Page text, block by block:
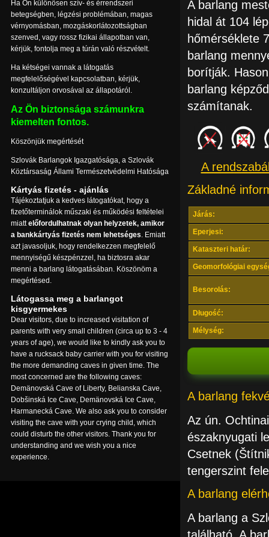
A barlang
hidal át 104
hőmérséklete
barlang
borítják.
barlang
számítanak.
A
Základné
Járás:
Eperjesi:
Kataszteri határ:
Geomorfológiai
Besorolás:
Długość:
Mélység:
A barlang
Az ún.
északnyugati
Csetnek
tengerszint
A barlang
A barlang a
Ha Ön különösen szív- és érrendszeri
betegségben, légzési problémában, magas
vérnyomásban, mozgáskorlátozottságban
szenved, vagy rossz fizikai állapotban van,
kérjük, fontolja meg a túrán való részvételt.
Ha kétségei vannak a látogatás
megfelelőségével kapcsolatban, kérjük,
konzultáljon orvosával az állapotáról.
Az Ön biztonsága számunkra
kiemelten fontos.
Köszönjük megértését
Szlovák Barlangok Igazgatósága, a Szlovák
Köztársaság Állami Természetvédelmi Hatósága
Kártyás fizetés - ajánlás
Tájékoztatjuk a kedves látogatókat, hogy a
fizetőterminálok műszaki és működési feltételei
miattelőfordulhatnak olyan helyzetek, amikor
a bankkártyás fizetés nem lehetséges . Emiatt
azt javasoljuk, hogy rendelkezzen megfelelő
mennyiségű készpénzzel, ha biztosra akar
menni a barlang látogatásában. Köszönöm a
megértésed.
Látogassa meg a barlangot
kisgyermekes
Dear visitors, due to increased visitation of
parents with very small children (circa up to 3 - 4
years of age), we would like to kindly ask you to
have a rucksack baby carrier with you for visiting
the more demanding caves in given time. The
most concerned are the following caves:
Demänovská Cave of Liberty, Belianska Cave,
Dobšinská Ice Cave, Demänovská Ice Cave,
Harmanecká Cave. We also ask you to consider
visiting the cave with your crying child, which
could disturb the other visitors. Thank you for
understanding and we wish you a nice
experience.